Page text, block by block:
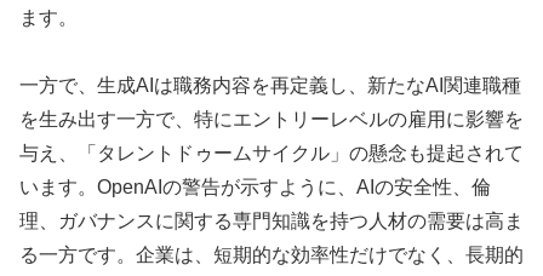
ます。
一方で、生成AIは職務内容を再定義し、新たなAI関連職種
を生み出す一方で、特にエントリーレベルの雇用に影響を
与え、「タレントドゥームサイクル」の懸念も提起されて
います。OpenAIの警告が示すように、AIの安全性、倫
理、ガバナンスに関する専門知識を持つ人材の需要は高ま
る一方です。企業は、短期的な効率性だけでなく、長期的